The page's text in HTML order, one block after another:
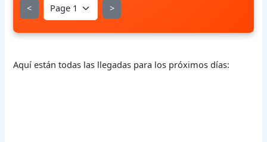
< >
Aquí están todas las llegadas para los próximos días: